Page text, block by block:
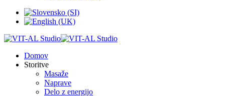
Domov
Storitve
Masaže
Naprave
Delo z energijo